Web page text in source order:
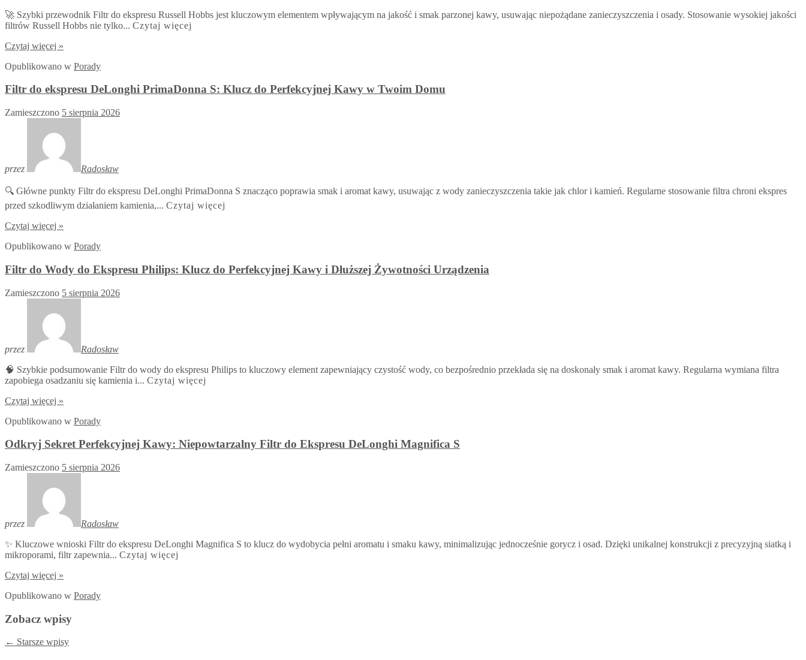
🚀 Szybki przewodnik Filtr do ekspresu Russell Hobbs jest kluczowym elementem wpływającym na jakość i smak parzonej kawy, usuwając niepożądane zanieczyszczenia i osady. Stosowanie wysokiej jakości
filtrów Russell Hobbs nie tylko... Czytaj więcej
Czytaj więcej »
Opublikowano w Porady
Filtr do ekspresu DeLonghi PrimaDonna S: Klucz do Perfekcyjnej Kawy w Twoim Domu
Zamieszczono 5 sierpnia 2026
przez Radosław
🔍 Główne punkty Filtr do ekspresu DeLonghi PrimaDonna S znacząco poprawia smak i aromat kawy, usuwając z wody zanieczyszczenia takie jak chlor i kamień. Regularne stosowanie filtra chroni ekspres
przed szkodliwym działaniem kamienia,... Czytaj więcej
Czytaj więcej »
Opublikowano w Porady
Filtr do Wody do Ekspresu Philips: Klucz do Perfekcyjnej Kawy i Dłuższej Żywotności Urządzenia
Zamieszczono 5 sierpnia 2026
przez
Radosław
🧠 Szybkie podsumowanie Filtr do wody do ekspresu Philips to kluczowy element zapewniający czystość wody, co bezpośrednio przekłada się na doskonały smak i aromat kawy. Regularna wymiana filtra
zapobiega osadzaniu się kamienia i... Czytaj więcej
Czytaj więcej »
Opublikowano w Porady
Odkryj Sekret Perfekcyjnej Kawy: Niepowtarzalny Filtr do Ekspresu DeLonghi Magnifica S
Zamieszczono 5 sierpnia 2026
przez
Radosław
✨ Kluczowe wnioski Filtr do ekspresu DeLonghi Magnifica S to klucz do wydobycia pełni aromatu i smaku kawy, minimalizując jednocześnie gorycz i osad. Dzięki unikalnej konstrukcji z precyzyjną siatką i
mikroporami, filtr zapewnia... Czytaj więcej
Czytaj więcej »
Opublikowano w Porady
Zobacz wpisy
← Starsze wpisy